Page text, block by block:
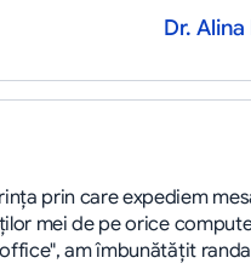
Dr.
prin care expediem
mei de pe orice
am îmbunătăţit